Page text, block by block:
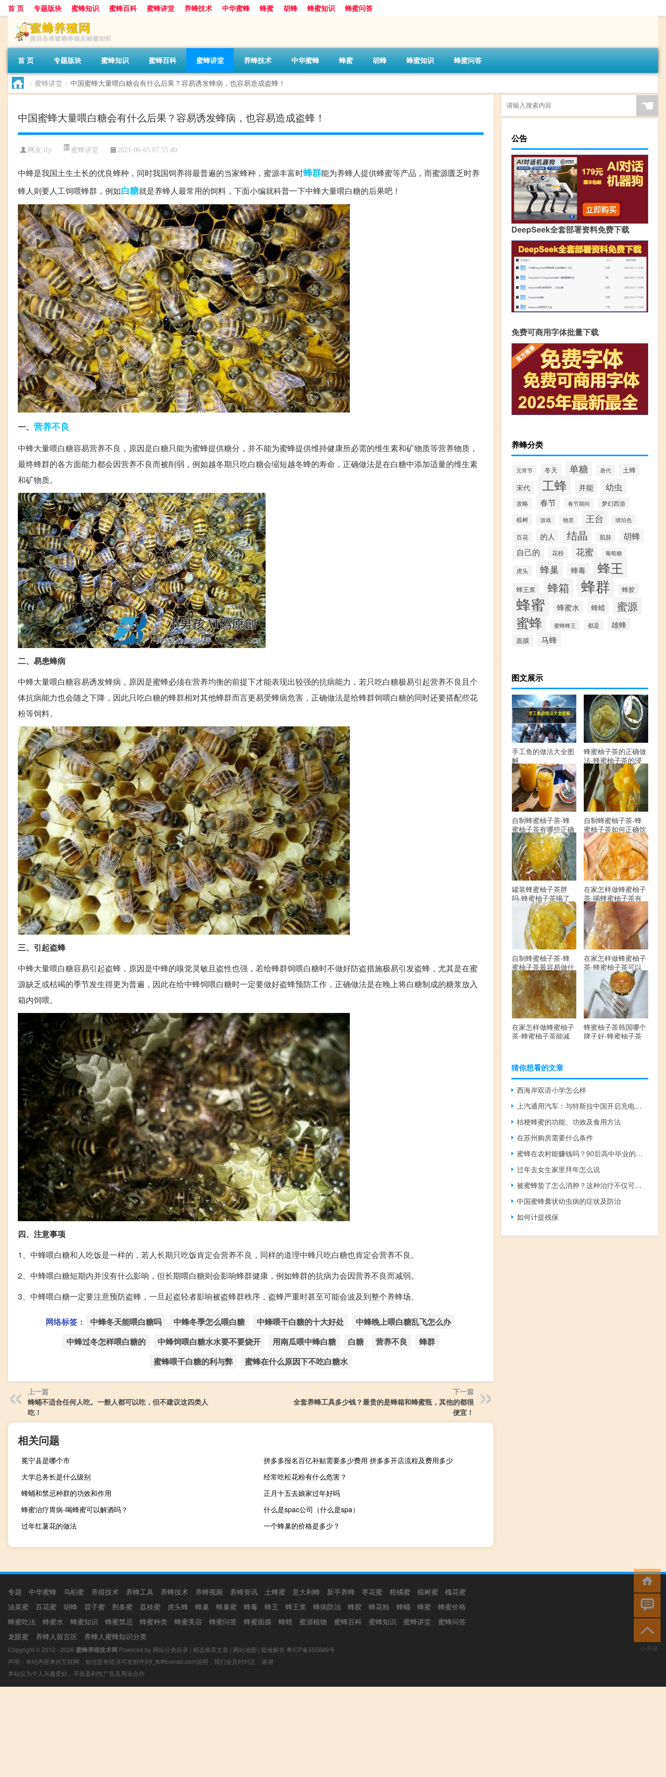
首 页 专题版块 蜜蜂知识 蜜蜂百科 蜜蜂讲堂 养蜂技术 中华蜜蜂 蜂蜜 胡蜂 蜂蜜知识 蜂蜜问答
首 页 专题版块 蜜蜂知识 蜜蜂百科 蜜蜂讲堂 养蜂技术 中华蜜蜂 蜂蜜 胡蜂 蜂蜜知识 蜂蜜问答
> 蜜蜂讲堂 > 中国蜜蜂大量喂白糖会有什么后果？容易诱发蜂病，也容易造成盗蜂！
中国蜜蜂大量喂白糖会有什么后果？容易诱发蜂病，也容易造成盗蜂！
网友: lfjt 蜜蜂讲堂 2021-06-05 07:55:40
中蜂是我国土生土长的优良蜂种，同时我国饲养得最普遍的当家蜂种，蜜源丰富时蜂群能为养蜂人提供蜂蜜等产品，而蜜源匮乏时养
蜂人则要人工饲喂蜂群，例如白糖就是养蜂人最常用的饲料，下面小编就科普一下中蜂大量喂白糖的后果吧！
一、 营养不良
中蜂大量喂白糖容易营养不良，原因是白糖只能为蜜蜂提供糖分，并不能为蜜蜂提供维持健康所必需的维生素和矿物质等营养物质，
最终蜂群的各方面能力都会因营养不良而被削弱，例如越冬期只吃白糖会缩短越冬蜂的寿命，正确做法是在白糖中添加适量的维生素
和矿物质。
二、易患蜂病
中蜂大量喂白糖容易诱发蜂病，原因是蜜蜂必须在营养均衡的前提下才能表现出较强的抗病能力，若只吃白糖极易引起营养不良且个
体抗病能力也会随之下降，因此只吃白糖的蜂群相对其他蜂群而言更易受蜂病危害，正确做法是给蜂群饲喂白糖的同时还要搭配些花
粉等饲料。
三、引起盗蜂
中蜂大量喂白糖容易引起盗蜂，原因是中蜂的嗅觉灵敏且盗性也强，若给蜂群饲喂白糖时不做好防盗措施极易引发盗蜂，尤其是在蜜
源缺乏或枯竭的季节发生得更为普遍，因此在给中蜂饲喂白糖时一定要做好盗蜂预防工作，正确做法是在晚上将白糖制成的糖浆放入
箱内饲喂。
四、注意事项
1、中蜂喂白糖和人吃饭是一样的，若人长期只吃饭肯定会营养不良，同样的道理中蜂只吃白糖也肯定会营养不良。
2、中蜂喂白糖短期内并没有什么影响，但长期喂白糖则会影响蜂群健康，例如蜂群的抗病力会因营养不良而减弱。
3、中蜂喂白糖一定要注意预防盗蜂，一旦起盗轻者影响被盗蜂群秩序，盗蜂严重时甚至可能会波及到整个养蜂场。
网络标签： 中蜂冬天能喂白糖吗 中蜂冬季怎么喂白糖 中蜂喂干白糖的十大好处
中蜂晚上喂白糖乱飞怎么办
中蜂过冬怎样喂白糖的
中蜂饲喂白糖水水要不要烧开 用南瓜喂中蜂白糖 白糖 营养不良
蜂群
蜜蜂喂干白糖的利与弊
蜜蜂在什么原因下不吃白糖水
上一篇
蜂蛹不适合任何人吃。一般人都可以吃，但不建议这四类人
吃！
下一篇
全套养蜂工具多少钱？最贵的是蜂箱和蜂蜜瓶，其他的都很
便宜！
相关问题
冕宁县是哪个市
拼多多报名百亿补贴需要多少费用 拼多多开店流程及费用多少
大学总务长是什么级别
经常吃松花粉有什么危害？
蜂蛹和禁忌种群的功效和作用
正月十五去娘家过年好吗
蜂蜜治疗胃病-喝蜂蜜可以解酒吗？
什么是spac公司（什么是spa）
过年红薯花的做法
一个蜂巢的价格是多少？
☚
公告
DeepSeek全套部署资料免费下载
免费可商用字体批量下载
养蜂分类
元宵节 冬天 单糖 唐代 土蜂
宋代 工蜂 并能 幼虫
攻略 春节 春节期间 梦幻西游
椴树 游戏 物质 王台 琥珀色
百花 的人 结晶 肌肤 胡蜂
自己的 花粉 花蜜 葡萄糖
虎头 蜂巢 蜂毒 蜂王
蜂王浆 蜂箱 蜂群 蜂胶
蜂蜜 蜂蜜水 蜂蜡 蜜源
蜜蜂 蜜蜂蜂王 都是 雄蜂
面膜 马蜂
图文展示
手工鱼的做法大全图
解
蜂蜜柚子茶的正确做
法-蜂蜜柚子茶的浸
泡方法有哪些？
自制蜂蜜柚子茶-蜂
蜜柚子茶有哪些正确
的做法？
自制蜂蜜柚子茶-蜂
蜜柚子茶如何正确饮
用？
罐装蜂蜜柚子茶胖
吗-蜂蜜柚子茶喝了
会发胖吗？
在家怎样做蜂蜜柚子
茶-喝蜂蜜柚子茶有
哪些禁忌？
自制蜂蜜柚子茶-蜂
蜜柚子茶最容易做什
么？
在家怎样做蜂蜜柚子
茶-蜂蜜柚子茶可以
解酒吗？
在家怎样做蜂蜜柚子
茶-蜂蜜柚子茶能减
蜂蜜柚子茶韩国哪个
牌子好-蜂蜜柚子茶
猜你想看的文章
西海岸双语小学怎么样
上汽通用汽车：与特斯拉中国开启充电网络互联互通合作
桔梗蜂蜜的功能、功效及食用方法
在苏州购房需要什么条件
蜜蜂在农村能赚钱吗？90后高中毕业的小伙子靠养蜂每年赚6万多元！
过年去女生家里拜年怎么说
被蜜蜂蛰了怎么消肿？这种治疗不仅可以快速消肿，还可以止痛止痒！
中国蜜蜂囊状幼虫病的症状及防治
如何计提残保
专题 中华蜜蜂 乌桕蜜 养殖技术 养蜂工具 养蜂技术 养蜂视频 养蜂资讯 土蜂蜜 意大利蜂 新手养蜂 枣花蜜 柑橘蜜 椴树蜜
槐花蜜
油菜蜜
百花蜜 胡蜂 苕子蜜 荆条蜜 荔枝蜜 虎头蜂 蜂巢 蜂巢蜜 蜂毒 蜂王 蜂王浆 蜂病防治 蜂胶 蜂花粉 蜂蛹 蜂蜜
蜂蜜价格
蜂蜜吃法
蜂蜜水 蜂蜜知识 蜂蜜禁忌 蜂蜜种类 蜂蜜美容 蜂蜜问答 蜂蜜面膜 蜂蜡 蜜源植物 蜜蜂百科 蜜蜂知识 蜜蜂讲堂
蜜蜂问答
龙眼蜜
养蜂人留言区 养蜂人蜜蜂知识分类
Copyright © 2012 - 2026 蜜蜂养殖技术网 Powered by 网站分类目录 | 精选推荐文章 | 网站地图 | 疑难解答 粤ICP备555889号
声明：本站内容来自互联网，如信息有错误可发邮件到f_fb#foxmail.com说明，我们会及时纠正，谢谢
本站仅为个人兴趣爱好，不接盈利性广告及商业合作
小男孩